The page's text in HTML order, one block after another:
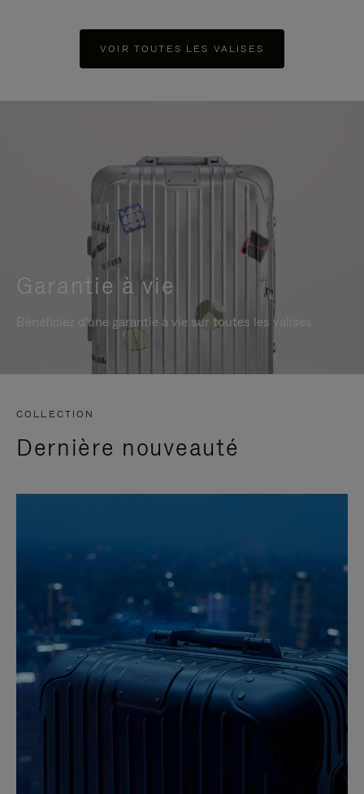
VOIR TOUTES LES VALISES
Garantie à vie
Bénéficiez d'une garantie à vie sur toutes les valises
COLLECTION
Dernière nouveauté